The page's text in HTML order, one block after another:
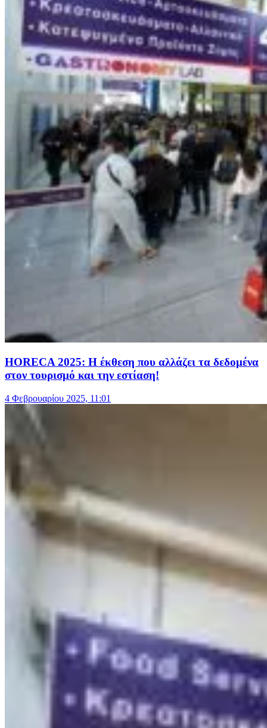
HORECA 2025: Η έκθεση που αλλάζει τα δεδομένα
στον τουρισμό και την εστίαση!
4 Φεβρουαρίου 2025, 11:01